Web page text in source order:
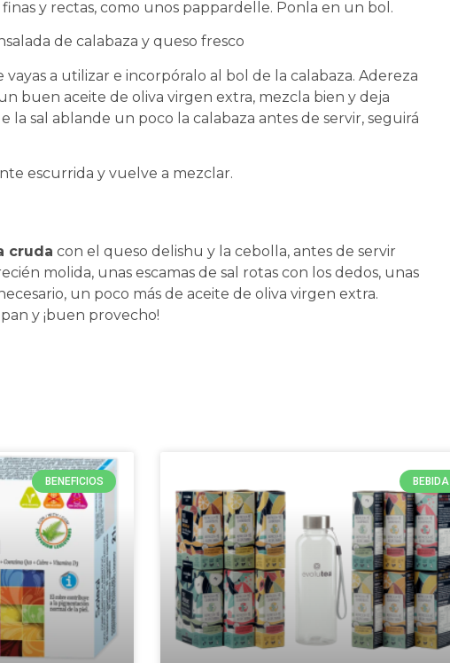
y rectas, como unos pappardelle. Ponla en un bol.
vayas a utilizar e incorpóralo al bol de la calabaza. Adereza
buen aceite de oliva virgen extra, mezcla bien y deja
la sal ablande un poco la calabaza antes de servir, seguirá
escurrida y vuelve a mezclar.
cruda con el queso delishu y la cebolla, antes de servir
molida, unas escamas de sal rotas con los dedos, unas
un poco más de aceite de oliva virgen extra.
y ¡buen provecho!
BENEFICIOS BEBIDA